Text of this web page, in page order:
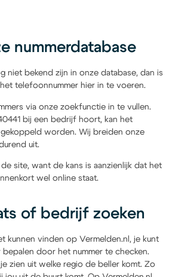
nummerdatabase
niet bekend zijn in onze database, dan is
telefoonnummer hier in te voeren.
via onze zoekfunctie in te vullen.
bij een bedrijf hoort, kan het
worden. Wij breiden onze
uit.
site, want de kans is aanzienlijk dat het
wel online staat.
of bedrijf zoeken
kunnen vinden op Vermelden.nl, je kunt
door het nummer te checken.
zien uit welke regio de beller komt. Zo